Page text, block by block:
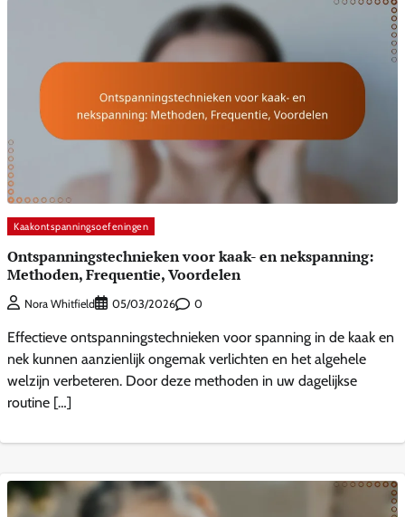
Kaakontspanningsoefeningen
Ontspanningstechnieken voor kaak- en nekspanning:
Methoden, Frequentie, Voordelen
Nora Whitfield 05/03/2026 0
Effectieve ontspanningstechnieken voor spanning in de kaak en
nek kunnen aanzienlijk ongemak verlichten en het algehele
welzijn verbeteren. Door deze methoden in uw dagelijkse
routine […]